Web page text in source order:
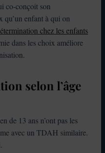
co-conçoit son
qu’un enfant à qui on
chez les enfants
dans les choix améliore
selon l’âge
de 13 ans n’ont pas les
avec un TDAH similaire.